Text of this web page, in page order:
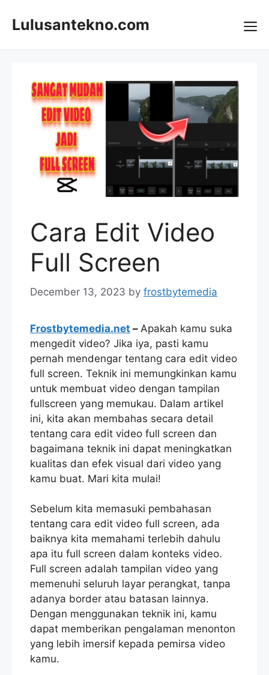
Lulusantekno.com
Cara Edit Video
Full Screen
December 13, 2023 by frostbytemedia
Frostbytemedia.net – Apakah kamu suka
mengedit video? Jika iya, pasti kamu
pernah mendengar tentang cara edit video
full screen. Teknik ini memungkinkan kamu
untuk membuat video dengan tampilan
fullscreen yang memukau. Dalam artikel
ini, kita akan membahas secara detail
tentang cara edit video full screen dan
bagaimana teknik ini dapat meningkatkan
kualitas dan efek visual dari video yang
kamu buat. Mari kita mulai!
Sebelum kita memasuki pembahasan
tentang cara edit video full screen, ada
baiknya kita memahami terlebih dahulu
apa itu full screen dalam konteks video.
Full screen adalah tampilan video yang
memenuhi seluruh layar perangkat, tanpa
adanya border atau batasan lainnya.
Dengan menggunakan teknik ini, kamu
dapat memberikan pengalaman menonton
yang lebih imersif kepada pemirsa video
kamu.